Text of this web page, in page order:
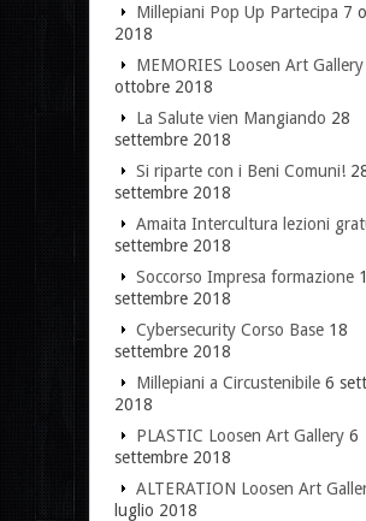
Millepiani Pop Up Partecipa 7
2018
MEMORIES Loosen Art Gallery
ottobre 2018
La Salute vien Mangiando 28
settembre 2018
Si riparte con i Beni Comuni!
settembre 2018
Amaita Intercultura lezioni
settembre 2018
Soccorso Impresa formazione
settembre 2018
Cybersecurity Corso Base 18
settembre 2018
Millepiani a Circustenibile 6
2018
PLASTIC Loosen Art Gallery 6
settembre 2018
ALTERATION Loosen Art
luglio 2018